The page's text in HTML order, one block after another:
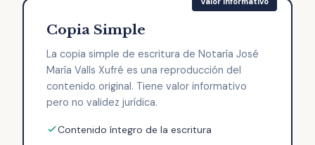
Copia Simple
La copia simple de escritura de Notaría José
María Valls Xufré es una reproducción del
contenido original. Tiene valor informativo
pero no validez jurídica.
Contenido íntegro de la escritura